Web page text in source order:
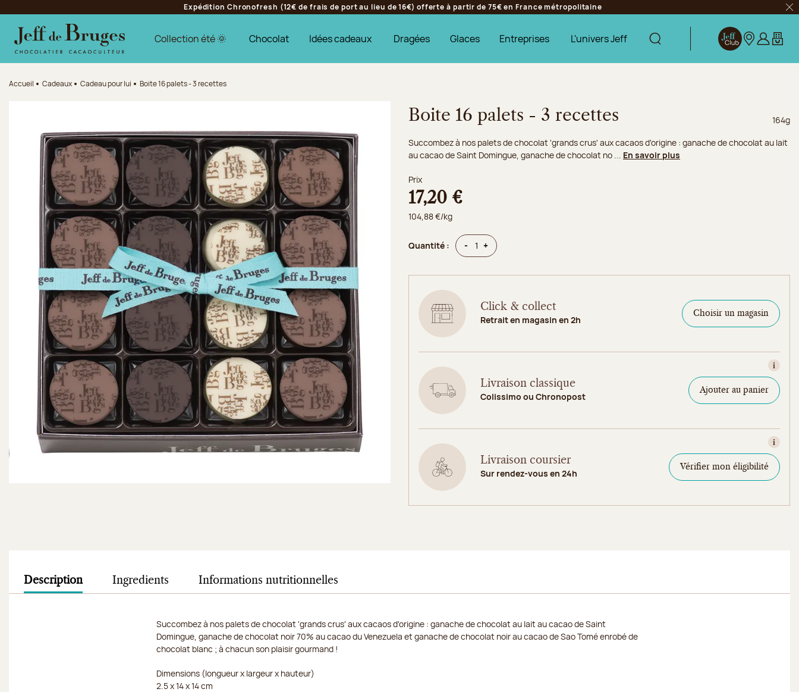
Aller au contenu principal
Aller au pied de page
Expédition Chronofresh (12€ de frais de port au lieu de 16€) offerte à partir de 75€ en France métropolitaine
Collection été 🌞 Chocolat Idées cadeaux Dragées Glaces Entreprises L'univers Jeff Afficher la rechercheJeff ClubNos Mon
Accueil Cadeaux Cadeau pour lui Boite 16 palets - 3 recettes
Boite 16 palets - 3 recettes Poids
164g
Succombez à nos palets de chocolat 'grands crus' aux cacaos d'origine : ganache de chocolat au lait
au cacao de Saint Domingue, ganache de chocolat no ... En savoir plus
Prix
17,20 €
104,88 €/kg
Quantité : - Quantité
+Quantité
Click & collect
Retrait en magasin en 2h
Choisir un magasin
Livraison classique
Colissimo ou Chronopost
Ajouter au panier
Livraison coursier
Sur rendez-vous en 24h
Vérifier mon éligibilité
Description Ingredients Informations nutritionnelles
Succombez à nos palets de chocolat 'grands crus' aux cacaos d'origine : ganache de chocolat au lait au cacao de Saint
Domingue, ganache de chocolat noir 70% au cacao du Venezuela et ganache de chocolat noir au cacao de Sao Tomé enrobé de
chocolat blanc ; à chacun son plaisir gourmand !
Dimensions (longueur x largeur x hauteur)
2.5 x 14 x 14 cm